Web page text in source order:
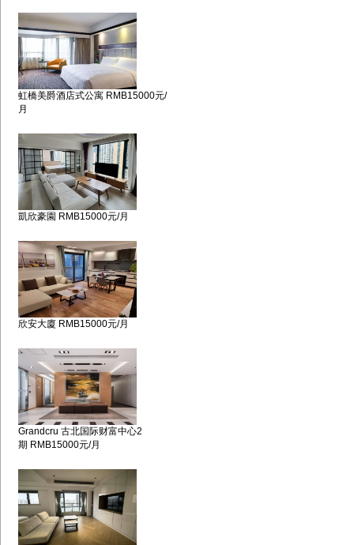
虹橋美爵酒店式公寓 RMB15000元/
月
凱欣豪園 RMB15000元/月
欣安大廈 RMB15000元/月
Grandcru 古北国际财富中心2
期 RMB15000元/月